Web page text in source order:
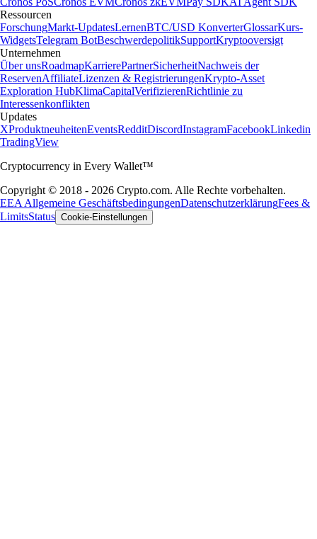
Ressourcen
ForschungMarkt-UpdatesLernenBTC/USD KonverterGlossarKurs-
WidgetsTelegram BotBeschwerdepolitikSupportKryptooversigt
Unternehmen
Über unsRoadmapKarrierePartnerSicherheitNachweis der
ReservenAffiliateLizenzen & RegistrierungenKrypto-Asset
Exploration HubKlimaCapitalVerifizierenRichtlinie zu
Interessenkonflikten
Updates
XProduktneuheitenEventsRedditDiscordInstagramFacebookLinkedin
TradingView
Cryptocurrency in Every Wallet™
Copyright © 2018 - 2026 Crypto.com. Alle Rechte vorbehalten.
EEA Allgemeine GeschäftsbedingungenDatenschutzerklärungFees &
LimitsStatus Cookie-Einstellungen